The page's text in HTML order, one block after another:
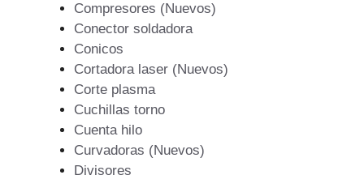
Compresores (Nuevos)
Conector soldadora
Conicos
Cortadora laser (Nuevos)
Corte plasma
Cuchillas torno
Cuenta hilo
Curvadoras (Nuevos)
Divisores